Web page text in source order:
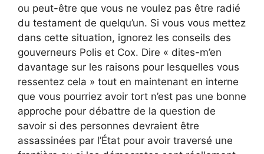
ou peut-être que vous ne voulez pas être radié
du testament de quelqu’un. Si vous vous mettez
dans cette situation, ignorez les conseils des
gouverneurs Polis et Cox. Dire « dites-m’en
davantage sur les raisons pour lesquelles vous
ressentez cela » tout en maintenant en interne
que vous pourriez avoir tort n’est pas une bonne
approche pour débattre de la question de
savoir si des personnes devraient être
assassinées par l’État pour avoir traversé une